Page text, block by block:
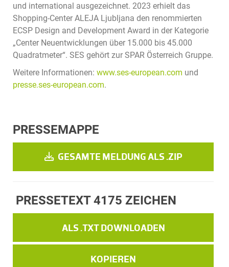
und international ausgezeichnet. 2023 erhielt das
Shopping-Center ALEJA Ljubljana den renommierten
ECSP Design and Development Award in der Kategorie
„Center Neuentwicklungen über 15.000 bis 45.000
Quadratmeter“. SES gehört zur SPAR Österreich Gruppe.
Weitere Informationen: www.ses-european.com und
presse.ses-european.com.
PRESSEMAPPE
GESAMTE MELDUNG ALS .ZIP
PRESSETEXT4175 ZEICHEN
ALS .TXT DOWNLOADEN
KOPIEREN